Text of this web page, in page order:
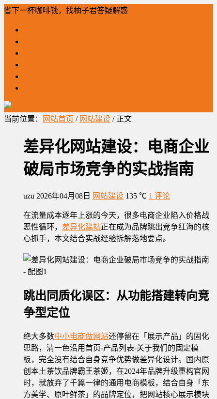
省下一杯咖啡钱，找柚子君答疑解惑
当前位置： 网站首页 / 网站建设 / 正文
差异化网站建设：电商企业
破局市场竞争的实战指南
uzu 2026年04月08日 网站建设 135 ℃ 1 评论
在流量成本逐年上涨的今天，很多电商企业陷入价格战
恶性循环， 差异化建站正在成为品牌跳出竞争红海的核
心抓手，本文结合实战经验拆解落地要点。
跳出同质化误区：从功能搭建转向竞
争型定位
绝大多数中小电商做网站还停留在「展示产品」的固化
思路，清一色沿用首页-产品列表-关于我们的固定模
板，完全没有结合自身竞争优势做差异化设计。国内原
创本土茶饮品牌霸王茶姬，在2024年品牌升级重构官网
时，就放弃了千篇一律的通用电商模板，结合自身「东
方美学、原叶鲜茶」的品牌定位，把网站核心展示模块